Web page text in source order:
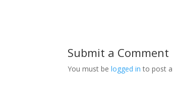
Submit a Comment
You must belogged in to post a